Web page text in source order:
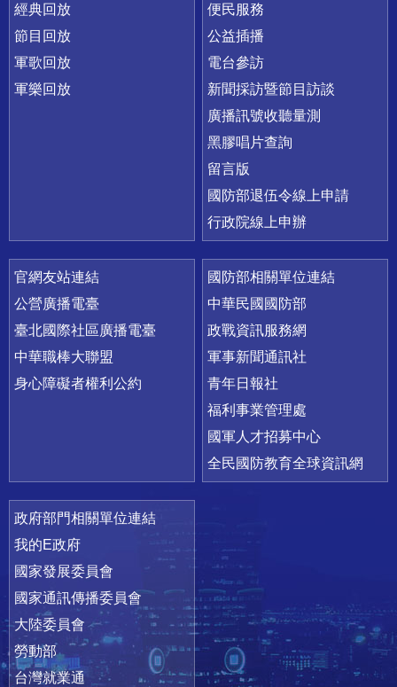
經典回放
節目回放
軍歌回放
軍樂回放
便民服務
公益插播
電台參訪
新聞採訪暨節目訪談
廣播訊號收聽量測
黑膠唱片查詢
留言版
國防部退伍令線上申請
行政院線上申辦
官網友站連結
公營廣播電臺
臺北國際社區廣播電臺
中華職棒大聯盟
身心障礙者權利公約
國防部相關單位連結
中華民國國防部
政戰資訊服務網
軍事新聞通訊社
青年日報社
福利事業管理處
國軍人才招募中心
全民國防教育全球資訊網
政府部門相關單位連結
我的E政府
國家發展委員會
國家通訊傳播委員會
大陸委員會
勞動部
台灣就業通